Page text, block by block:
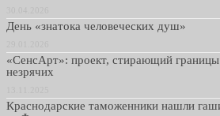
День «знатока человеческих душ»
«СенсАрт»: проект, стирающий
незрячих
Краснодарские таможенники нашли